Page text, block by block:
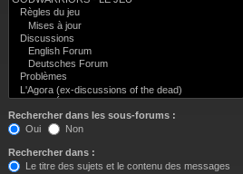
Rechercher dans les sous-forums :
Oui
Non
Rechercher dans :
Le titre des sujets et le contenu des messages